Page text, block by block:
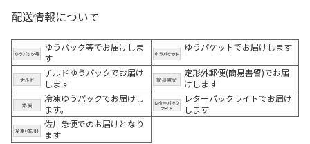
配送情報について
ゆうパック等でお届けしま
す
ゆうパケットでお届けします
チルドゆうパックでお届け
します
定形外郵便(簡易書留)でお届
けします
冷凍ゆうパックでお届けし
ます。
レターパックライトでお届け
します
佐川急便でのお届けとなり
ます